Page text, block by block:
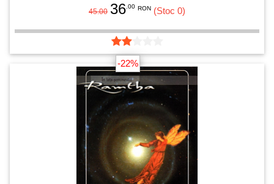
45.00 36.00 RON (Stoc 0)
-22%